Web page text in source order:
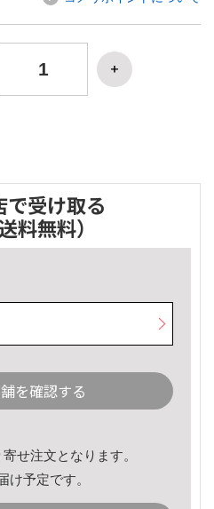
で受け取る
送料無料）
を確認する
せ注文となります。
け予定です。